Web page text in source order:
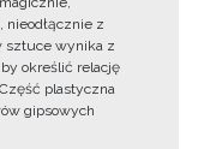
nieodłącznie z
sztuce wynika z
określić relację
plastyczna
gipsowych